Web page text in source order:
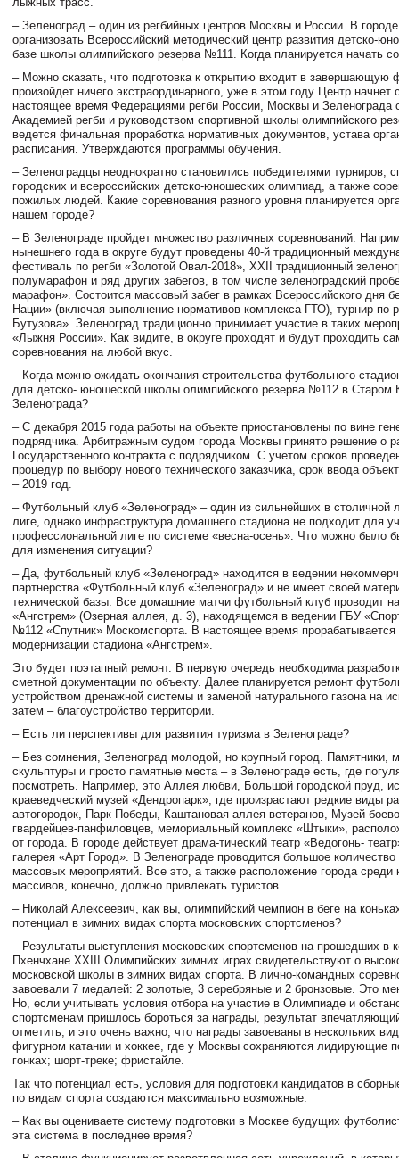
– Зеленоград – один из регбийных центров Москвы и России. В
организовать Всероссийский методический центр развития детско-
базе школы олимпийского резерва №111. Когда планируется начать
– Можно сказать, что подготовка к открытию входит в завершающую
произойдет ничего экстраординарного, уже в этом году Центр начнет
настоящее время Федерациями регби России, Москвы и Зеленограда
Академией регби и руководством спортивной школы олимпийского
ведется финальная проработка нормативных документов, устава
расписания. Утверждаются программы обучения.
– Зеленоградцы неоднократно становились победителями турниров,
городских и всероссийских детско-юношеских олимпиад, а также
пожилых людей. Какие соревнования разного уровня планируется
нашем городе?
– В Зеленограде пройдет множество различных соревнований.
нынешнего года в округе будут проведены 40-й традиционный
фестиваль по регби «Золотой Овал-2018», ХХII традиционный
полумарафон и ряд других забегов, в том числе зеленоградский
марафон». Состоится массовый забег в рамках Всероссийского дня
Нации» (включая выполнение нормативов комплекса ГТО), турнир по
Бутузова». Зеленоград традиционно принимает участие в таких
«Лыжня России». Как видите, в округе проходят и будут проходить
соревнования на любой вкус.
– Когда можно ожидать окончания строительства футбольного
для детско- юношеской школы олимпийского резерва №112 в Старом
Зеленограда?
– С декабря 2015 года работы на объекте приостановлены по вине
подрядчика. Арбитражным судом города Москвы принято решение о
Государственного контракта с подрядчиком. С учетом сроков
процедур по выбору нового технического заказчика, срок ввода
– 2019 год.
– Футбольный клуб «Зеленоград» – один из сильнейших в столичной
лиге, однако инфраструктура домашнего стадиона не подходит для
профессиональной лиге по системе «весна-осень». Что можно было
для изменения ситуации?
– Да, футбольный клуб «Зеленоград» находится в ведении
партнерства «Футбольный клуб «Зеленоград» и не имеет своей
технической базы. Все домашние матчи футбольный клуб проводит
«Ангстрем» (Озерная аллея, д. 3), находящемся в ведении ГБУ
№112 «Спутник» Москомспорта. В настоящее время прорабатывается
модернизации стадиона «Ангстрем».
Это будет поэтапный ремонт. В первую очередь необходима
сметной документации по объекту. Далее планируется ремонт
устройством дренажной системы и заменой натурального газона на
затем – благоустройство территории.
– Есть ли перспективы для развития туризма в Зеленограде?
– Без сомнения, Зеленоград молодой, но крупный город. Памятники,
скульптуры и просто памятные места – в Зеленограде есть, где
посмотреть. Например, это Аллея любви, Большой городской пруд,
краеведческий музей «Дендропарк», где произрастают редкие виды
автогородок, Парк Победы, Каштановая аллея ветеранов, Музей
гвардейцев-панфиловцев, мемориальный комплекс «Штыки»,
от города. В городе действует драма-тический театр «Ведогонь-
галерея «Арт Город». В Зеленограде проводится большое количество
массовых мероприятий. Все это, а также расположение города среди
массивов, конечно, должно привлекать туристов.
– Николай Алексеевич, как вы, олимпийский чемпион в беге на
потенциал в зимних видах спорта московских спортсменов?
– Результаты выступления московских спортсменов на прошедших в
Пхенчхане XXIII Олимпийских зимних играх свидетельствуют о
московской школы в зимних видах спорта. В лично-командных
завоевали 7 медалей: 2 золотые, 3 серебряные и 2 бронзовые. Это
Но, если учитывать условия отбора на участие в Олимпиаде и
спортсменам пришлось бороться за награды, результат
отметить, и это очень важно, что награды завоеваны в нескольких
фигурном катании и хоккее, где у Москвы сохраняются лидирующие
гонках; шорт-треке; фристайле.
Так что потенциал есть, условия для подготовки кандидатов в
по видам спорта создаются максимально возможные.
– Как вы оцениваете систему подготовки в Москве будущих
эта система в последнее время?